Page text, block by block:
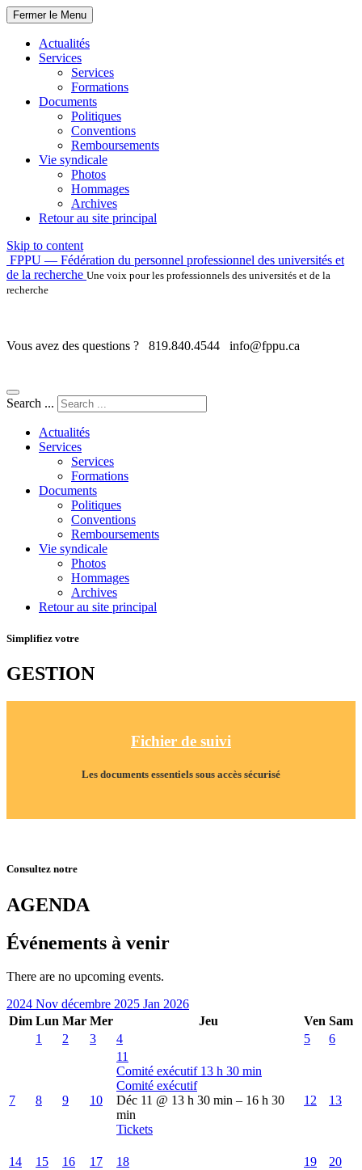
Fermer le Menu
Actualités
Services
Services
Formations
Documents
Politiques
Conventions
Remboursements
Vie syndicale
Photos
Hommages
Archives
Retour au site principal
Skip to content
FPPU — Fédération du personnel professionnel des universités et
de la recherche Une voix pour les professionnels des universités et de la
recherche
Vous avez des questions ? 819.840.4544 info@fppu.ca
Search ...
Actualités
Services
Services
Formations
Documents
Politiques
Conventions
Remboursements
Vie syndicale
Photos
Hommages
Archives
Retour au site principal
Simplifiez votre
GESTION
Fichier de suivi
Les documents essentiels sous accès sécurisé
Consultez notre
AGENDA
Événements à venir
There are no upcoming events.
2024 Nov décembre 2025 Jan 2026
Dim Lun Mar Mer Jeu Ven Sam
1
2 3 4 5 6
7 8 9 10
11
Comité exécutif 13 h 30 min
Comité exécutif
Déc 11 @ 13 h 30 min – 16 h 30
min
Tickets
12 13
14 15 16 17 18 19
20